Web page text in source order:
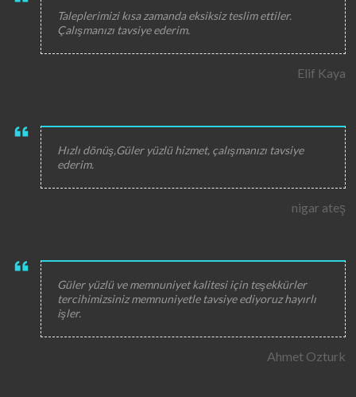
Taleplerimizi kısa zamanda eksiksiz teslim ettiler.
Çalışmanızı tavsiye ederim.
Elif Kaya
Hızlı dönüş,Güler yüzlü hizmet, çalışmanızı tavsiye
ederim.
nigar ateş
Güler yüzlü ve memnuniyet kalitesi için teşekkürler
tercihimizsiniz memnuniyetle tavsiye ediyoruz hayırlı
işler.
Ahmet Ozturk